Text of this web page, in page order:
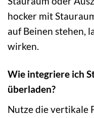
hocker mit
auf Beinen stehen,
wirken.
Wie integriere ich
überladen?
Nutze die vertikale